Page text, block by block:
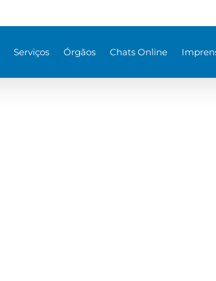
Serviços Órgãos Chats Online